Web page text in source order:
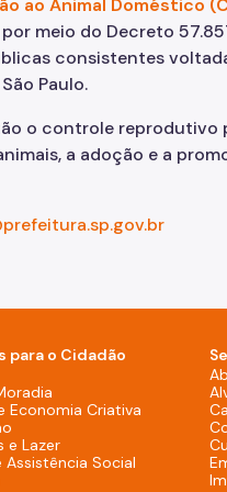
ao Animal Doméstico
meio do Decreto
consistentes
Paulo.
o controle reprodutivo
a adoção e a
- Desktop)
de governo (Rodapé -
para o Cidadão
Economia Criativa
e Lazer
Assistência Social